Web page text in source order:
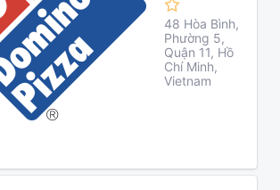
48 Hòa Bình,
Phường 5,
Quận 11, Hồ
Chí Minh,
Vietnam